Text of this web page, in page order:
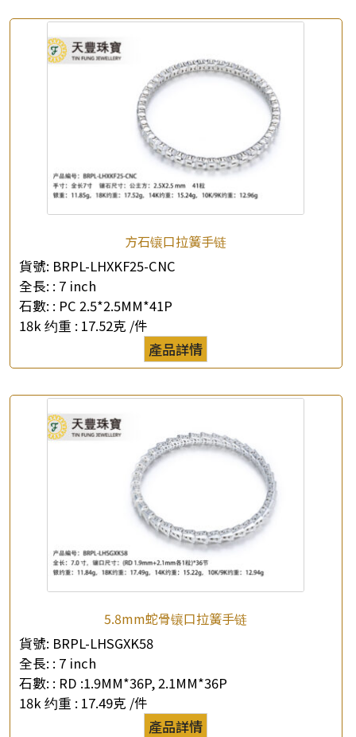
公司名稱
*e-mail
查詢以下產品
方石镶口拉簧手链
貨號: BRPL-LHXKF25-CNC
全長: : 7 inch
石數: : PC 2.5*2.5MM*41P
18k 约重 : 17.52克 /件
產品詳情
5.8mm蛇骨镶口拉簧手链
貨號: BRPL-LHSGXK58
全長: : 7 inch
石數: : RD :1.9MM*36P, 2.1MM*36P
18k 约重 : 17.49克 /件
產品詳情